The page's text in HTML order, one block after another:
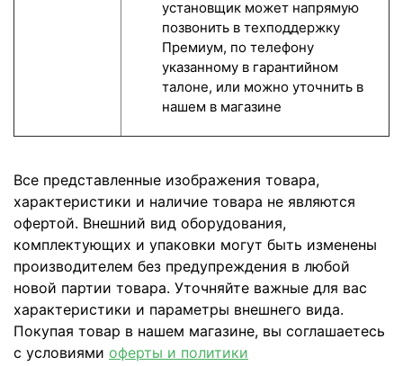
установщик может напрямую
позвонить в техподдержку
Премиум, по телефону
указанному в гарантийном
талоне, или можно уточнить в
нашем в магазине
Все представленные изображения товара,
характеристики и наличие товара не являются
офертой. Внешний вид оборудования,
комплектующих и упаковки могут быть изменены
производителем без предупреждения в любой
новой партии товара. Уточняйте важные для вас
характеристики и параметры внешнего вида.
Покупая товар в нашем магазине, вы соглашаетесь
с условиями оферты и политики